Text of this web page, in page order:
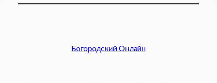
Богородский Онлайн